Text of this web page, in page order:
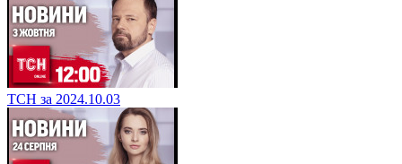
ТСН за 2024.10.03